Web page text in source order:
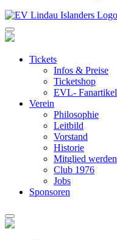
Tickets
Infos & Preise
Ticketshop
EVL- Fanartikel
Verein
Philosophie
Leitbild
Vorstand
Historie
Mitglied werden
Club 1976
Jobs
Sponsoren